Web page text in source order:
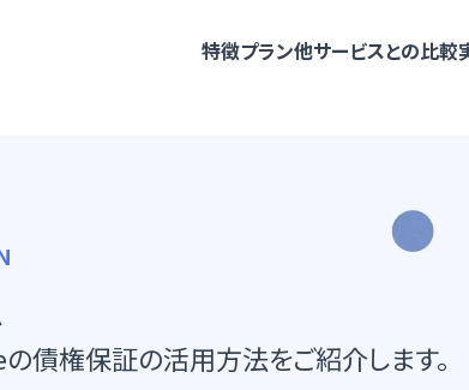
特徴プラン他サービスとの比較
債権保証の活用方法をご紹介します。